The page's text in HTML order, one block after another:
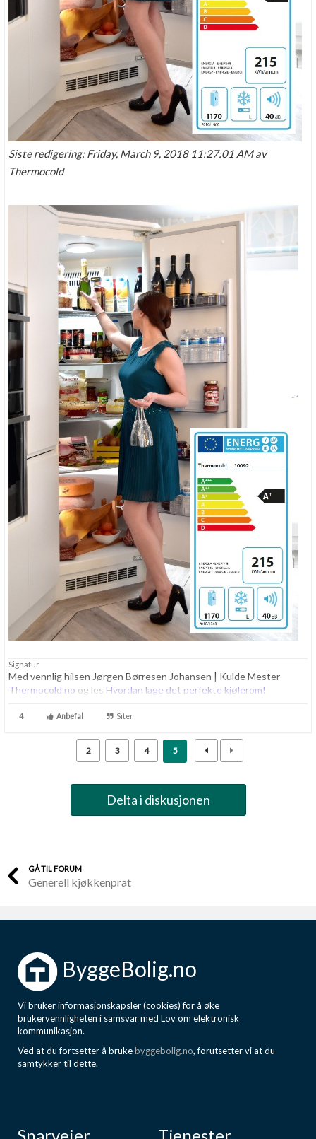
Siste redigering: Friday, March 9, 2018 11:27:01 AM av
Thermocold
Signatur
Med vennlig hilsen Jørgen Børresen Johansen | Kulde Mester
Thermocold.no og les Hvordan lage det perfekte kjølerom!
4 Anbefal Siter
2 3 4 5
Delta i diskusjonen
GÅ TIL FORUM
Generell kjøkkenprat
ByggeBolig.no
Vi bruker informasjonskapsler (cookies) for å øke
brukervennligheten i samsvar med Lov om elektronisk
kommunikasjon.
Ved at du fortsetter å brukebyggebolig.no, forutsetter vi at du
samtykker til dette.